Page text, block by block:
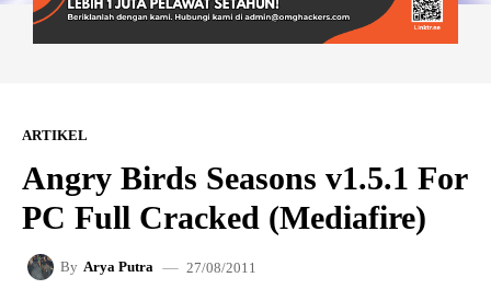
ARTIKEL
Angry Birds Seasons v1.5.1 For
PC Full Cracked (Mediafire)
By Arya Putra 27/08/2011